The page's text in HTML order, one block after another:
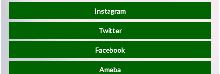
Instagram
Twitter
Facebook
Ameba